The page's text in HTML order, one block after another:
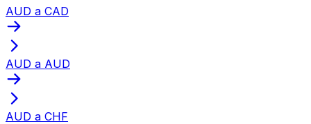
AUD a CAD
AUD a AUD
AUD a CHF